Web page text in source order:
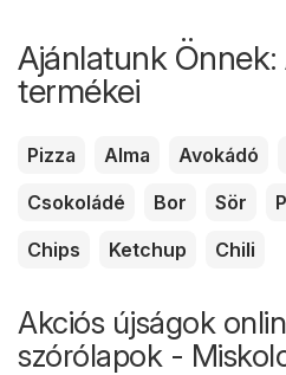
Ajánlatunk Önnek:
termékei
Pizza Alma Avokádó
Csokoládé
Bor Sör
Chips
Ketchup Chili
Akciós újságok
szórólapok -